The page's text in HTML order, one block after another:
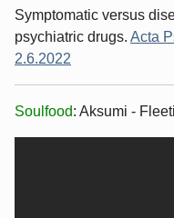
Symptomatic versus
psychiatric drugs. Acta
2.6.2022
Soulfood: Aksumi -